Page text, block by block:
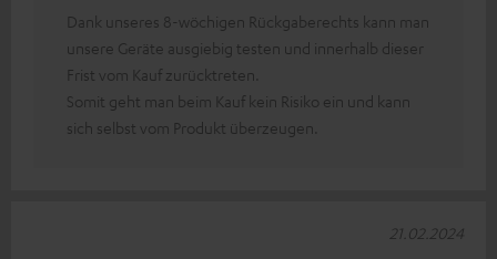
Dank unseres 8-wöchigen Rückgaberechts kann man
unsere Geräte ausgiebig testen und innerhalb dieser
Frist vom Kauf zurücktreten.
Somit geht man beim Kauf kein Risiko ein und kann
sich selbst vom Produkt überzeugen.
21.02.2024